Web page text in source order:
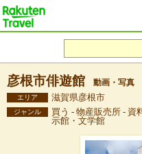
彦根市俳遊館 動画・写真
エリア 滋賀県彦根市
ジャンル
買う - 物産販売所 - 資
示館・文学館